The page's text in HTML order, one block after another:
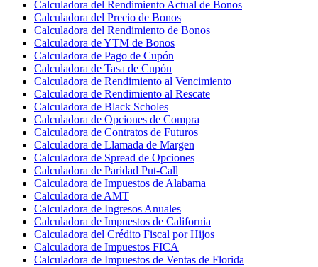
Calculadora del Rendimiento Actual de Bonos
Calculadora del Precio de Bonos
Calculadora del Rendimiento de Bonos
Calculadora de YTM de Bonos
Calculadora de Pago de Cupón
Calculadora de Tasa de Cupón
Calculadora de Rendimiento al Vencimiento
Calculadora de Rendimiento al Rescate
Calculadora de Black Scholes
Calculadora de Opciones de Compra
Calculadora de Contratos de Futuros
Calculadora de Llamada de Margen
Calculadora de Spread de Opciones
Calculadora de Paridad Put-Call
Calculadora de Impuestos de Alabama
Calculadora de AMT
Calculadora de Ingresos Anuales
Calculadora de Impuestos de California
Calculadora del Crédito Fiscal por Hijos
Calculadora de Impuestos FICA
Calculadora de Impuestos de Ventas de Florida